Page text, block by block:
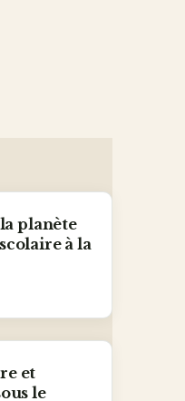
planète
à la
et
le